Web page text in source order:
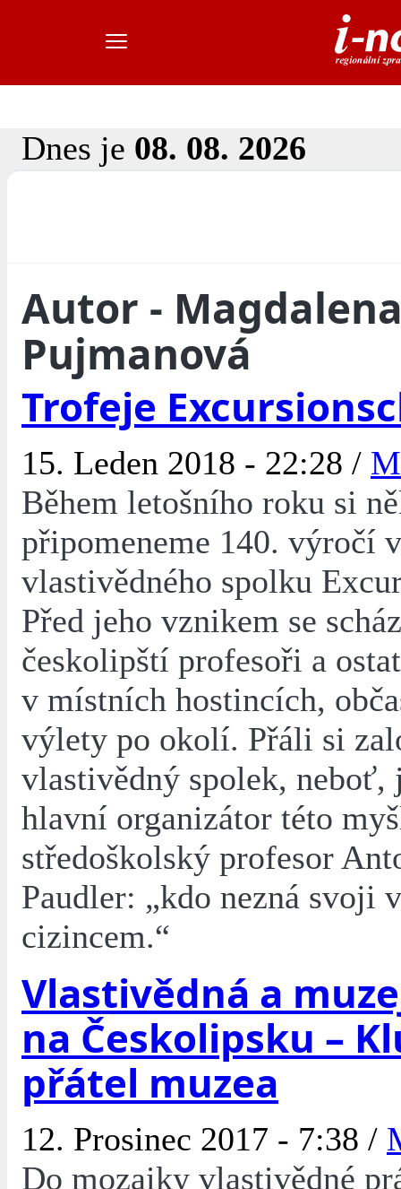
Dnes je 08. 08. 2026
Autor -
Pujmanová
Trofeje
15. Leden 2018 - 22:28 /
Během letošního roku si
připomeneme 140. výročí
vlastivědného spolku
Před jeho vznikem se
českolipští profesoři a
v místních hostincích,
výlety po okolí. Přáli si
vlastivědný spolek, neboť,
hlavní organizátor této
středoškolský profesor
Paudler: „kdo nezná svoji
cizincem.“
Vlastivědná a
na Českolipsku –
přátel muzea
12. Prosinec 2017 - 7:38 /
Do mozaiky vlastivědné